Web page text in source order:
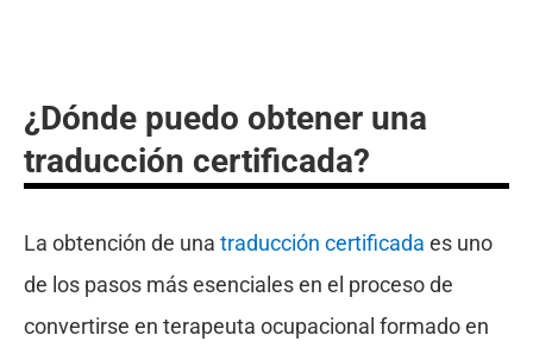
¿Dónde puedo obtener una
traducción certificada?
La obtención de una traducción certificada es uno
de los pasos más esenciales en el proceso de
convertirse en terapeuta ocupacional formado en